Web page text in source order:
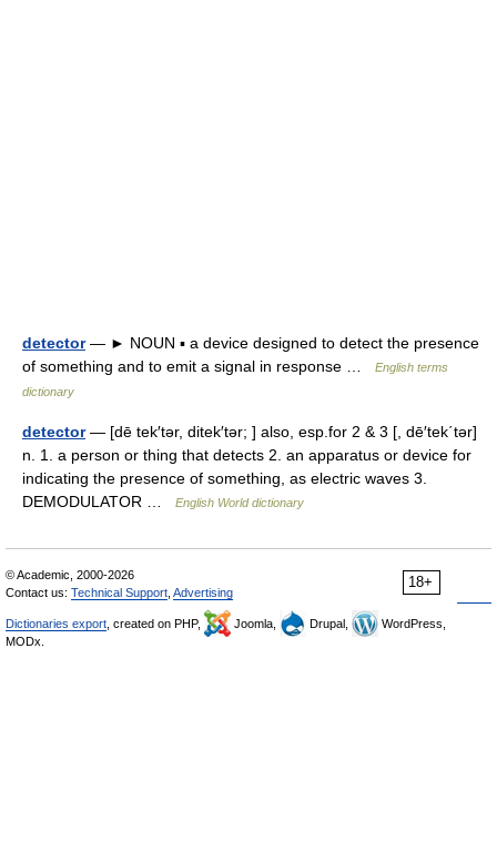
detector— ► NOUN ▪ a device designed to detect the presence
of something and to emit a signal in response …
English terms
dictionary
detector— [dē tek′tər, ditek′tər; ] also, esp.for 2 & 3 [, dē′tek΄tər]
n. 1. a person or thing that detects 2. an apparatus or device for
indicating the presence of something, as electric waves 3.
DEMODULATOR …
English World dictionary
18+
© Academic, 2000-2026
Contact us: Technical Support Advertising
Dictionaries export , created on PHP, Joomla, Drupal,
WordPress,
MODx.